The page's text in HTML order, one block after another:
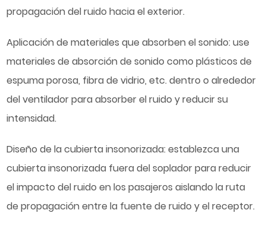
propagación del ruido hacia el exterior.
Aplicación de materiales que absorben el sonido: use
materiales de absorción de sonido como plásticos de
espuma porosa, fibra de vidrio, etc. dentro o alrededor
del ventilador para absorber el ruido y reducir su
intensidad.
Diseño de la cubierta insonorizada: establezca una
cubierta insonorizada fuera del soplador para reducir
el impacto del ruido en los pasajeros aislando la ruta
de propagación entre la fuente de ruido y el receptor.